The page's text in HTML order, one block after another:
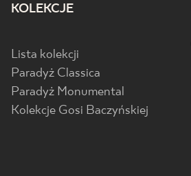
KOLEKCJE
Lista kolekcji
Paradyż Classica
Paradyż Monumental
Kolekcje Gosi Baczyńskiej